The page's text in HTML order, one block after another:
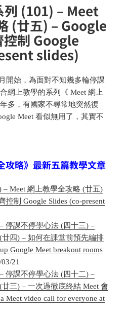
(101) – Meet
(廿五) – Google
制 Google
slides)
開始，為面對不知幾多輪停課
網上教學的系列《 Meet 網上
多，有國家不尋常地突然復
Meet 看似無用了，其實不
攻略》最新五篇教學文章
– Meet 網上教學全攻略 (廿五)
控制 Google Slides (co-present
停課不停學心法 (四十三) –
四) – 如何在課堂前預先編排
Google Meet breakout rooms
21
停課不停學心法 (四十二) –
三) – 一次過徹底終結 Meet 會
Meet video call for everyone at